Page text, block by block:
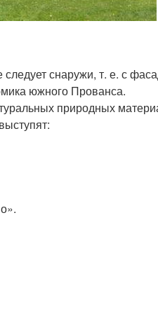
снаружи, т. е. с
южного Прованса.
природных